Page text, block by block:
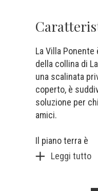
La Villa
della collina di
una scalinata
coperto, è
soluzione per
amici.
Il piano terra è
Leggi tutto